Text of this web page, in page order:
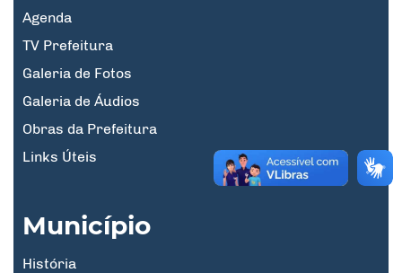
Agenda
TV Prefeitura
Galeria de Fotos
Galeria de Áudios
Obras da Prefeitura
Links Úteis
Município
História